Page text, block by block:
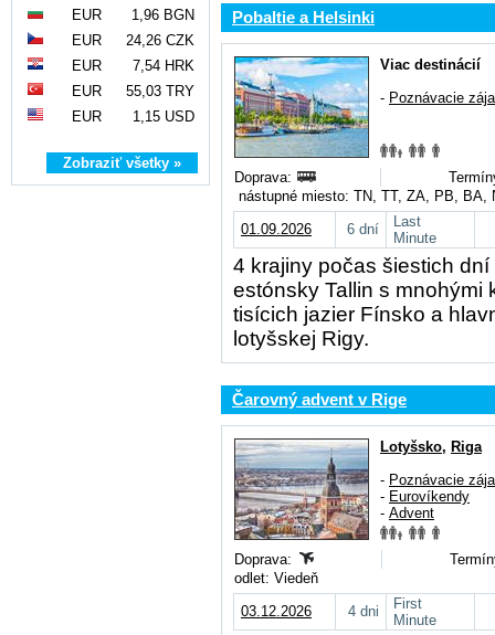
EUR
1,96 BGN
EUR
24,26 CZK
EUR
7,54 HRK
EUR
55,03 TRY
EUR
1,15 USD
Zobraziť všetky »
Pobaltie a Helsinki
Viac destinácií
- Poznávacie
Doprava:
nástupné miesto: TN, TT, ZA, PB, BA,
01.09.2026
6 dní
Last
Minute
4 krajiny počas šiestich
estónsky Tallin s mnohými
tisícich jazier Fínsko a
lotyšskej Rigy.
Čarovný advent v Rige
Lotyšsko, Riga
- Poznávacie
- Eurovíkendy
- Advent
Doprava:
odlet: Viedeň
03.12.2026
4 dni
First
Minute